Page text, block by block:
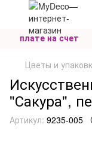
оплате на счет
Цветы и
"Сакура",
Артикул: 9235-005